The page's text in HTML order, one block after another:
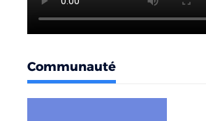
Communauté